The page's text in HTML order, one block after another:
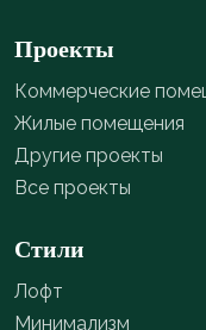
Проекты
Коммерческие
Жилые помещения
Другие проекты
Все проекты
Стили
Лофт
Минимализм